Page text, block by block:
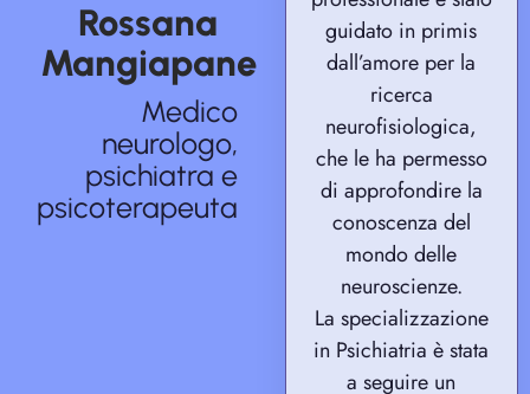
Rossana
Mangiapane
Medico
neurologo,
psichiatra e
psicoterapeuta
guidato in primis
dall’amore per la
ricerca
neurofisiologica,
che le ha permesso
di approfondire la
conoscenza del
mondo delle
neuroscienze.
La specializzazione
in Psichiatria è stata
a seguire un